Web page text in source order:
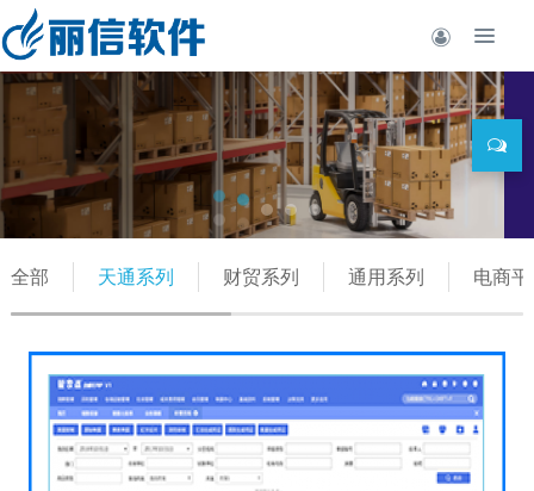
全部 天通系列 财贸系列 通用系列 电商